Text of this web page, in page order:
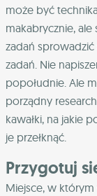
może być
makabrycznie,
zadań
zadań. Nie
popołudnie. Ale
porządny
kawałki, na jakie
je przełknąć.
Przygotuj
Miejsce, w